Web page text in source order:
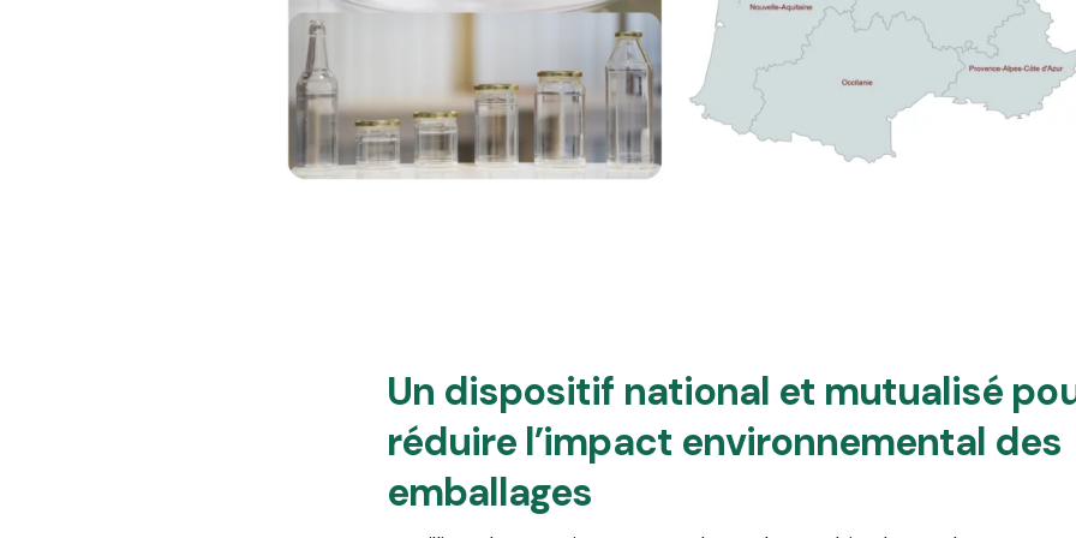
Un dispositif national et mutualisé
réduire l’impact environnemental des
emballages